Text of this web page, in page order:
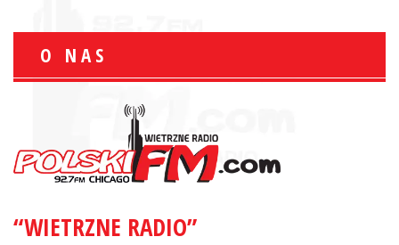
O NAS
“WIETRZNE RADIO”